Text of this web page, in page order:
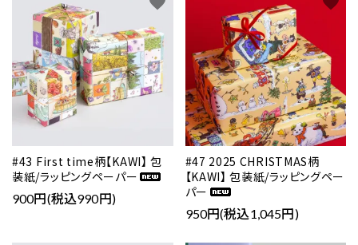
#43 First time柄【KAWI】 包
装紙/ラッピングペーパー
900円(税込990円)
#47 2025 CHRISTMAS柄
【KAWI】 包装紙/ラッピングペー
パー
950円(税込1,045円)